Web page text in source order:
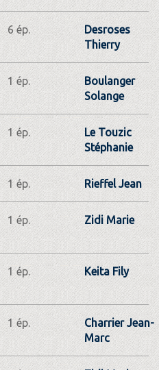
6 ép.
Desroses
Thierry
1 ép.
Boulanger
Solange
1 ép.
Le Touzic
Stéphanie
1 ép. Rieffel Jean
1 ép. Zidi Marie
1 ép. Keita Fily
1 ép.
Charrier Jean-
Marc